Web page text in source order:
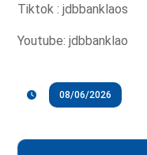
Tiktok : jdbbanklaos
Youtube: jdbbanklao
08/06/2026